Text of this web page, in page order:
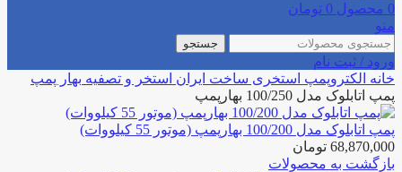
0 محصول 0 تومان
منو
جستجو
ورود / ثبت نام
خانه الکتروپمپ استخری ساخت ایران استخر و تصفیه بهار پمپ
پمپ اتابلوک مدل 100/250 بهارپمپ
پمپ اتابلوک مدل 100/200 بهارپمپ (موتور 55 کیلووات)
68,870,000 تومان
بازگشت به محصولات